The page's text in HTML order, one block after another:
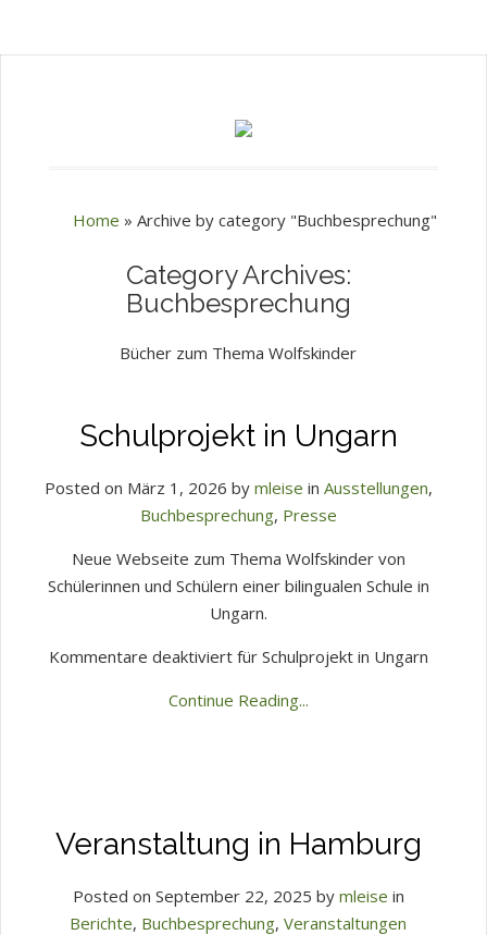
Home » Archive by category "Buchbesprechung"
Category Archives:
Buchbesprechung
Bücher zum Thema Wolfskinder
Schulprojekt in Ungarn
Posted on März 1, 2026 by mleise in Ausstellungen,
Buchbesprechung, Presse
Neue Webseite zum Thema Wolfskinder von
Schülerinnen und Schülern einer bilingualen Schule in
Ungarn.
Kommentare deaktiviertfür Schulprojekt in Ungarn
Continue Reading...
Veranstaltung in Hamburg
Posted on September 22, 2025 by mleise in
Berichte, Buchbesprechung, Veranstaltungen